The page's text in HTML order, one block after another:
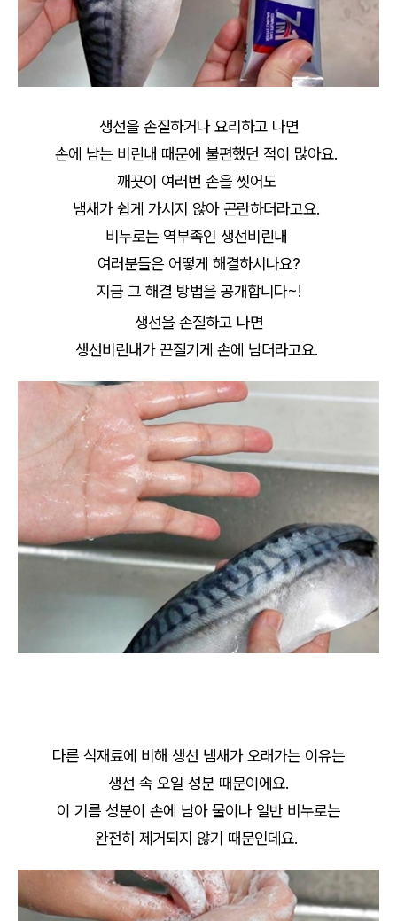
생선을 손질하거나 요리하고 나면
손에 남는 비린내 때문에 불편했던 적이 많아요.
깨끗이 여러번 손을 씻어도
냄새가 쉽게 가시지 않아 곤란하더라고요.
비누로는 역부족인 생선비린내
여러분들은 어떻게 해결하시나요?
지금 그 해결 방법을 공개합니다~!
생선을 손질하고 나면
생선비린내가 끈질기게 손에 남더라고요.
다른 식재료에 비해 생선 냄새가 오래가는 이유는
생선 속 오일 성분 때문이에요.
이 기름 성분이 손에 남아 물이나 일반 비누로는
완전히 제거되지 않기 때문인데요.